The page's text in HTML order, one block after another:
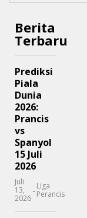
Berita
Terbaru
Prediksi
Piala
Dunia
2026:
Prancis
vs
Spanyol
15 Juli
2026
Juli
13,
2026
- Liga
Perancis